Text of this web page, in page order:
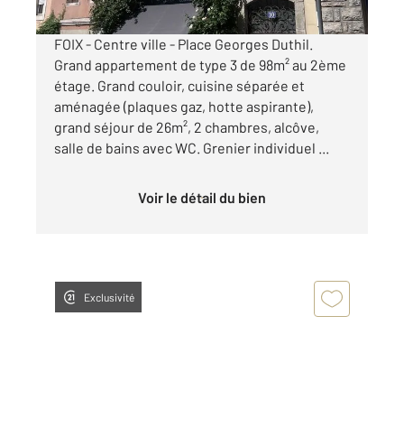
FOIX - Centre ville - Place Georges Duthil.
Grand appartement de type 3 de 98m² au 2ème
étage. Grand couloir, cuisine séparée et
aménagée (plaques gaz, hotte aspirante),
grand séjour de 26m², 2 chambres, alcôve,
salle de bains avec WC. Grenier individuel ...
Voir le détail du bien
Exclusivité